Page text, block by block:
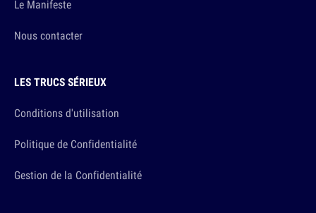
Le Manifeste
Nous contacter
LES TRUCS SÉRIEUX
Conditions d'utilisation
Politique de Confidentialité
Gestion de la Confidentialité